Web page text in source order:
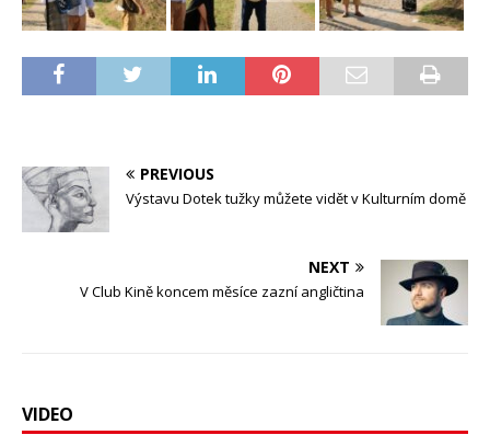
PREVIOUS
Výstavu Dotek tužky můžete vidět v Kulturním domě
NEXT
V Club Kině koncem měsíce zazní angličtina
VIDEO